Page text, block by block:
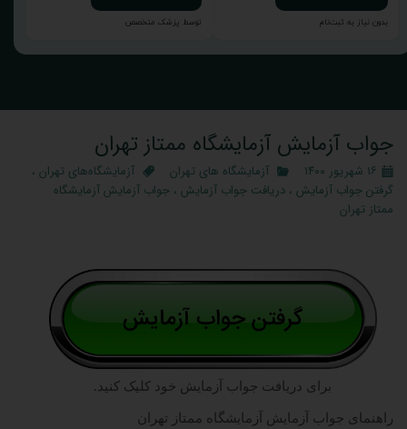
بدون نیاز به ثبت‌نام توسط پزشک متخصص
جواب آزمایش آزمایشگاه ممتاز تهران
۱۶ شهریور ۱۴۰۰ آزمایشگاه‌ های تهران آزمایشگاه‌های تهران ،
گرفتن جواب آزمایش ، دریافت جواب آزمایش ، جواب آزمایش آزمایشگاه
ممتاز تهران
برای دریافت جواب آزمایش خود کلیک کنید.
راهنمای جواب آزمایش آزمایشگاه ممتاز تهران